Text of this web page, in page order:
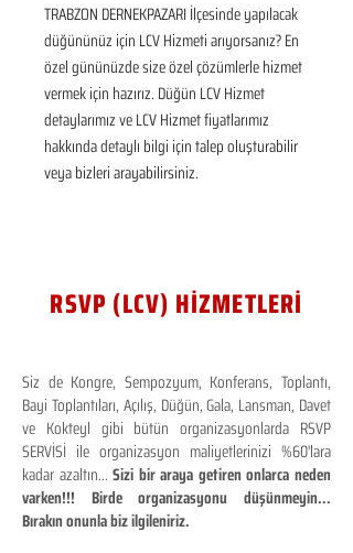
TRABZON DERNEKPAZARI İlçesinde yapılacak
düğününüz için LCV Hizmeti arıyorsanız? En
özel gününüzde size özel çözümlerle hizmet
vermek için hazırız. Düğün LCV Hizmet
detaylarımız ve LCV Hizmet fiyatlarımız
hakkında detaylı bilgi için talep oluşturabilir
veya bizleri arayabilirsiniz.
RSVP (LCV) HİZMETLERİ
Siz de Kongre, Sempozyum, Konferans, Toplantı,
Bayi Toplantıları, Açılış, Düğün, Gala, Lansman, Davet
ve Kokteyl gibi bütün organizasyonlarda RSVP
SERVİSİ ile organizasyon maliyetlerinizi %60'lara
kadar azaltın...Sizi bir araya getiren onlarca neden
varken!!! Birde organizasyonu düşünmeyin...
Bırakın onunla biz ilgileniriz.